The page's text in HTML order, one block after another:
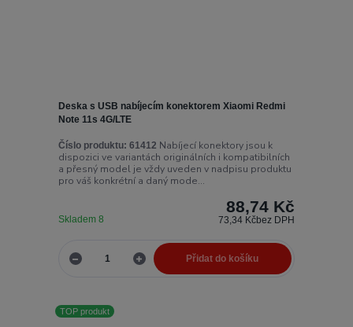
Deska s USB nabíjecím konektorem Xiaomi Redmi
Note 11s 4G/LTE
Číslo produktu: 61412 Nabíjecí konektory jsou k
dispozici ve variantách originálních i kompatibilních
a přesný model je vždy uveden v nadpisu produktu
pro váš konkrétní a daný mode...
88,74 Kč
73,34 Kčbez DPH
Skladem 8
Přidat do košíku
TOP produkt